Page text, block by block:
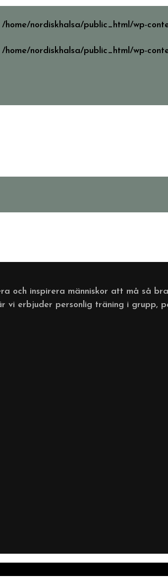
/home/nordiskhalsa/public_html/wp-
/home/nordiskhalsa/public_html/wp-
och inspirera människor att må så
erbjuder personlig träning i grupp,